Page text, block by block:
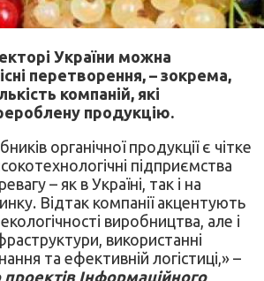
України можна
перетворення, – зокрема,
компаній, які
продукцію.
органічної продукції є чітке
підприємства
– як в Україні, так і на
Відтак компанії акцентують
виробництва, але і
використанні
та ефективній логістиці,» –
Інформаційного